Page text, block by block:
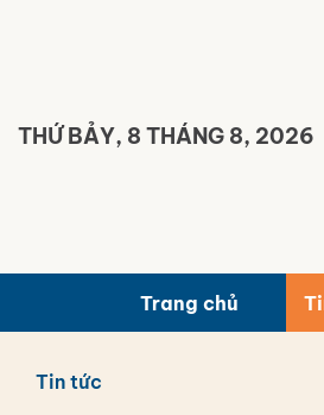
THỨ BẢY, 8 THÁNG 8, 2026
Trang chủ
Tin tức